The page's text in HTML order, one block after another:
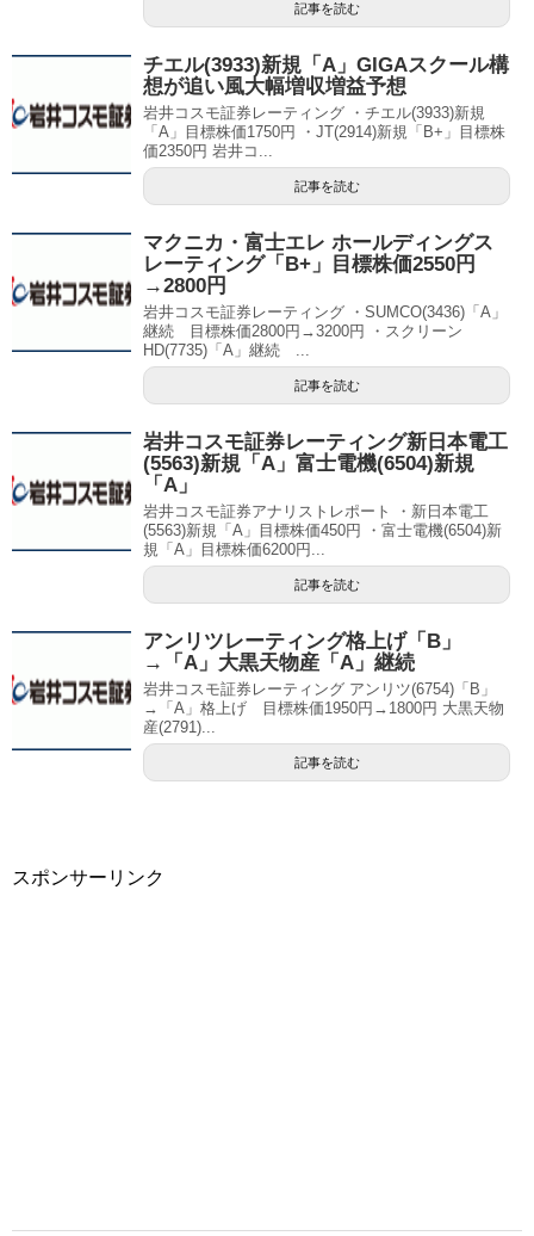
記事を読む
チエル(3933)新規「A」GIGAスクール構
想が追い風大幅増収増益予想
岩井コスモ証券レーティング ・チエル(3933)新規
「A」目標株価1750円 ・JT(2914)新規「B+」目標株
価2350円 岩井コ...
記事を読む
マクニカ・富士エレ ホールディングス
レーティング「B+」目標株価2550円
→2800円
岩井コスモ証券レーティング ・SUMCO(3436)「A」
継続 目標株価2800円→3200円 ・スクリーン
HD(7735)「A」継続 ...
記事を読む
岩井コスモ証券レーティング新日本電工
(5563)新規「A」富士電機(6504)新規
「A」
岩井コスモ証券アナリストレポート ・新日本電工
(5563)新規「A」目標株価450円 ・富士電機(6504)新
規「A」目標株価6200円...
記事を読む
アンリツレーティング格上げ「B」
→「A」大黒天物産「A」継続
岩井コスモ証券レーティング アンリツ(6754)「B」
→「A」格上げ 目標株価1950円→1800円 大黒天物
産(2791)...
記事を読む
スポンサーリンク